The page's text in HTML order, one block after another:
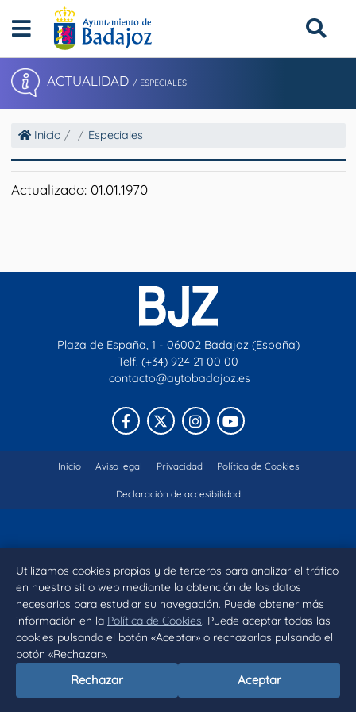
Utilizamos cookies propias y de terceros para analizar el tráfico
en nuestro sitio web mediante la obtención de los datos
necesarios para estudiar su navegación. Puede obtener más
información en la Política de Cookies. Puede aceptar todas las
cookies pulsando el botón «Aceptar» o rechazarlas pulsando el
botón «Rechazar».
Rechazar Aceptar
ACTUALIDAD / ESPECIALES
Inicio Especiales
Actualizado: 01.01.1970
Plaza de España, 1 - 06002 Badajoz (España)
Telf. (+34) 924 21 00 00
contacto@aytobadajoz.es
Facebook
X InstagramYouTube
Inicio Aviso legal Privacidad Política de Cookies
Declaración de accesibilidad